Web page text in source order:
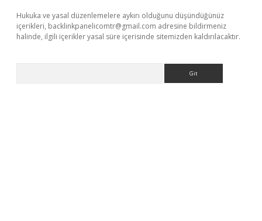
Hukuka ve yasal düzenlemelere aykırı olduğunu düşündüğünüz
içerikleri, backlinkpanelicomtr@gmail.com adresine bildirmeniz
halinde, ilgili içerikler yasal süre içerisinde sitemizden kaldırılacaktır.